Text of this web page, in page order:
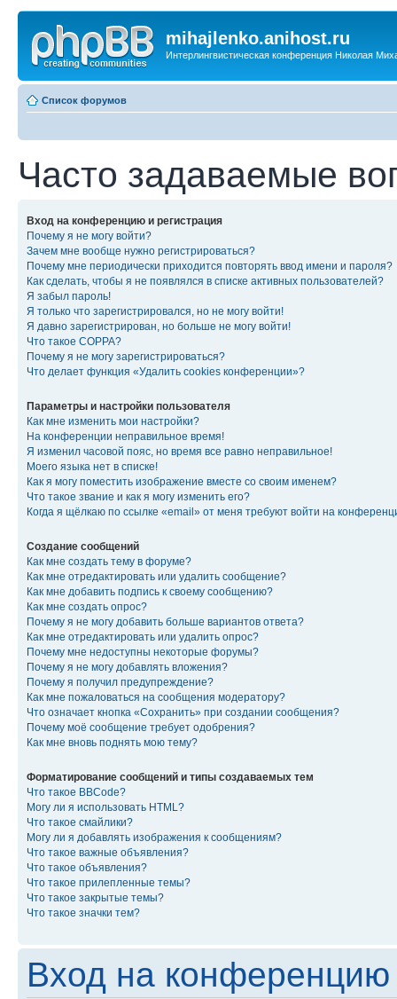
mihajlenko.anihost.ru
Интерлингвистическая конференция Николая
Список форумов
Часто задаваемые
Вход на конференцию и регистрация
Почему я не могу войти?
Зачем мне вообще нужно регистрироваться?
Почему мне периодически приходится повторять ввод имени и пароля?
Как сделать, чтобы я не появлялся в списке активных пользователей?
Я забыл пароль!
Я только что зарегистрировался, но не могу войти!
Я давно зарегистрирован, но больше не могу войти!
Что такое COPPA?
Почему я не могу зарегистрироваться?
Что делает функция «Удалить cookies конференции»?
Параметры и настройки пользователя
Как мне изменить мои настройки?
На конференции неправильное время!
Я изменил часовой пояс, но время все равно неправильное!
Моего языка нет в списке!
Как я могу поместить изображение вместе со своим именем?
Что такое звание и как я могу изменить его?
Когда я щёлкаю по ссылке «email» от меня требуют войти на
Создание сообщений
Как мне создать тему в форуме?
Как мне отредактировать или удалить сообщение?
Как мне добавить подпись к своему сообщению?
Как мне создать опрос?
Почему я не могу добавить больше вариантов ответа?
Как мне отредактировать или удалить опрос?
Почему мне недоступны некоторые форумы?
Почему я не могу добавлять вложения?
Почему я получил предупреждение?
Как мне пожаловаться на сообщения модератору?
Что означает кнопка «Сохранить» при создании сообщения?
Почему моё сообщение требует одобрения?
Как мне вновь поднять мою тему?
Форматирование сообщений и типы создаваемых тем
Что такое BBCode?
Могу ли я использовать HTML?
Что такое смайлики?
Могу ли я добавлять изображения к сообщениям?
Что такое важные объявления?
Что такое объявления?
Что такое прилепленные темы?
Что такое закрытые темы?
Что такое значки тем?
Вход на конференцию